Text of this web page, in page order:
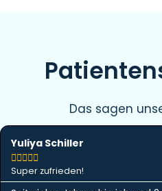
Das sagen
Yuliya Schiller

Super zufrieden!